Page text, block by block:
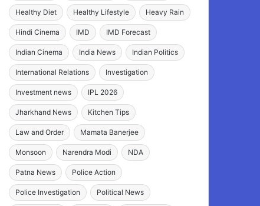
Healthy Diet Healthy Lifestyle Heavy Rain
Hindi Cinema IMD IMD Forecast
Indian Cinema India News Indian Politics
International Relations Investigation
Investment news IPL 2026
Jharkhand News Kitchen Tips
Law and Order Mamata Banerjee
Monsoon Narendra Modi NDA
Patna News Police Action
Police Investigation Political News